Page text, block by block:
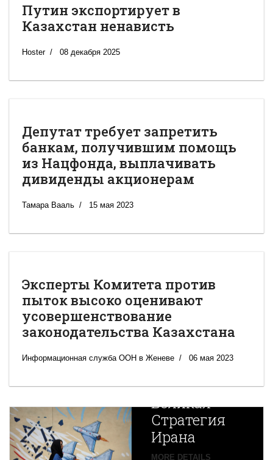
Путин экспортирует в
Казахстан ненависть
Hoster 08 декабря 2025
Депутат требует запретить
банкам, получившим помощь
из Нацфонда, выплачивать
дивиденды акционерам
Тамара Вааль 15 мая 2023
Эксперты Комитета против
пыток высоко оценивают
усовершенствование
законодательства Казахстана
Информационная служба ООН в Женеве 06 мая 2023
Новая
Великая
Стратегия
Ирана
MORE DETAILS